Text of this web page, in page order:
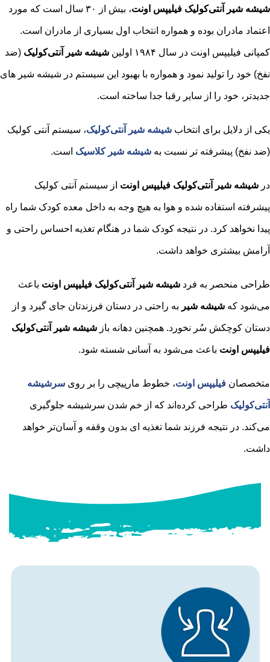
شیشه شیر آنتی‌کولیک فیلیپس اونت ، بیش از ۳۰ سال است که مورد
اعتماد مادران بوده و همواره انتخاب اول بسیاری از مادران است.
کمپانی فیلیپس اونت در سال ۱۹۸۴ اولین شیشه شیر آنتی‌کولیک (ضد
نفخ) خود را تولید نمود و همواره با بهبود این سیستم در شیشه شیر های
جدیدتر، خود را از سایر رقبا جدا ساخته است.
یکی از دلایل برای انتخاب شیشه شیر آنتی‌کولیک، سیستم آنتی کولیک
(ضد نفخ) پیشرفته تر نسبت به شیشه شیر کلاسیک است.
در شیشه شیر آنتی‌کولیک فیلیپس اونت از سیستم آنتی کولیک
پیشرفته استفاده شده و هوا به هیچ وجه به داخل معده کودک شما راه
پیدا نخواهد کرد. در نتیجه کودک شما در هنگام تغذیه احساس راحتی و
آرامش بیشتری خواهد داشت.
طراحی منحصر به فرد شیشه شیر آنتی‌کولیک فیلیپس اونت باعث
می‌شود که شیشه شیر به راحتی در دستان فرزندتان جای گیرد و از
دستان کوچکش سُر نخورد. همچنین دهانه‌ باز شیشه شیر آنتی‌کولیک
فیلیپس اونت باعث می‌شود به آسانی شسته شود.
متخصصان فیلیپس اونت، خطوط مارپیچی را بر روی سرشیشه
آنتی‌کولیک طراحی کرده‌اند که از خم شدن سرشیشه جلوگیری
می‌کند. در نتیجه فرزند شما تغذیه ای بدون وقفه و آسان‌تر خواهد
داشت.